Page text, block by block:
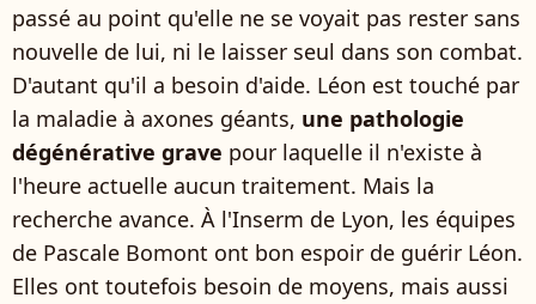
passé au point qu'elle ne se voyait pas rester sans
nouvelle de lui, ni le laisser seul dans son combat.
D'autant qu'il a besoin d'aide. Léon est touché par
la maladie à axones géants, une pathologie
dégénérative grave pour laquelle il n'existe à
l'heure actuelle aucun traitement. Mais la
recherche avance. À l'Inserm de Lyon, les équipes
de Pascale Bomont ont bon espoir de guérir Léon.
Elles ont toutefois besoin de moyens, mais aussi